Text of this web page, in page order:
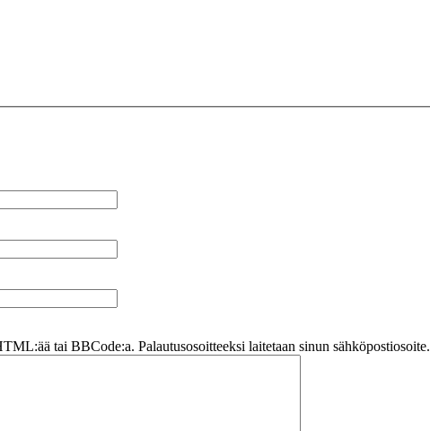
tai BBCode:a. Palautusosoitteeksi laitetaan sinun sähköpostiosoite.